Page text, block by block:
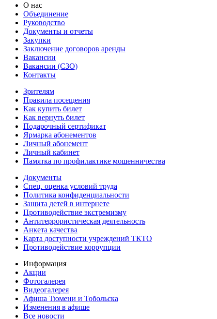
О нас
Объединение
Руководство
Документы и отчеты
Закупки
Заключение договоров аренды
Вакансии
Вакансии (СЗО)
Контакты
Зрителям
Правила посещения
Как купить билет
Как вернуть билет
Подарочный сертификат
Ярмарка абонементов
Личный абонемент
Личный кабинет
Памятка по профилактике мошенничества
Документы
Спец. оценка условий труда
Политика конфиденциальности
Защита детей в интернете
Противодействие экстремизму
Антитеррористическая деятельность
Анкета качества
Карта доступности учреждений ТКТО
Противодействие коррупции
Информация
Акции
Фотогалерея
Видеогалерея
Афиша Тюмени и Тобольска
Изменения в афише
Все новости